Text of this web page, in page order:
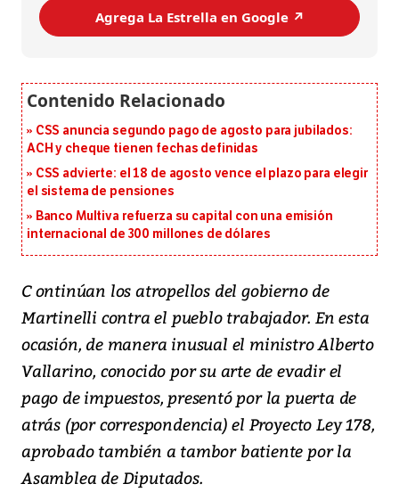
Agrega La Estrella en Google ↗️
CSS anuncia segundo pago de agosto para jubilados:
ACH y cheque tienen fechas definidas
CSS advierte: el 18 de agosto vence el plazo para elegir
el sistema de pensiones
Banco Multiva refuerza su capital con una emisión
internacional de 300 millones de dólares
C ontinúan los atropellos del gobierno de
Martinelli contra el pueblo trabajador. En esta
ocasión, de manera inusual el ministro Alberto
Vallarino, conocido por su arte de evadir el
pago de impuestos, presentó por la puerta de
atrás (por correspondencia) el Proyecto Ley 178,
aprobado también a tambor batiente por la
Asamblea de Diputados.